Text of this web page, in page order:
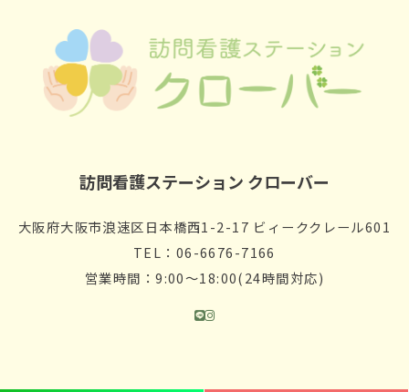
訪問看護ステーション クローバー
大阪府大阪市浪速区日本橋西1-2-17 ビィーククレール601
TEL：06-6676-7166
営業時間：9:00〜18:00(24時間対応)